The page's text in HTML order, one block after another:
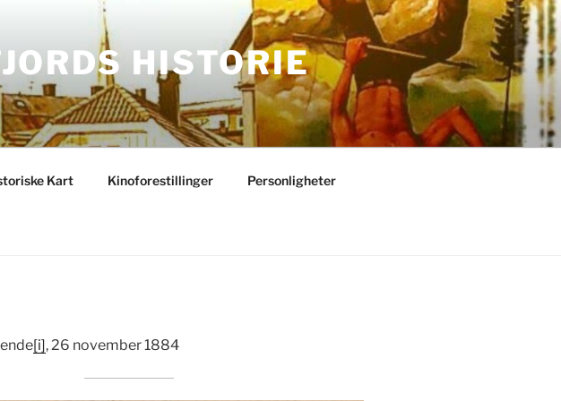
HISTORIE
Kart Kinoforestillinger Personligheter
[i], 26 november 1884